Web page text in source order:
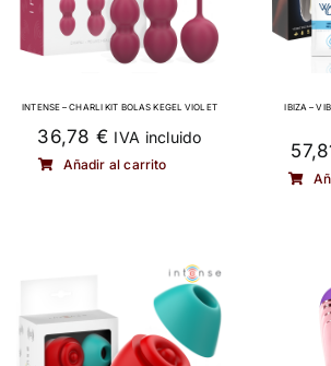
INTENSE – CHARLI KIT BOLAS KEGEL VIOLET
36,78 € IVA incluido
Añadir al carrito
IBIZA –